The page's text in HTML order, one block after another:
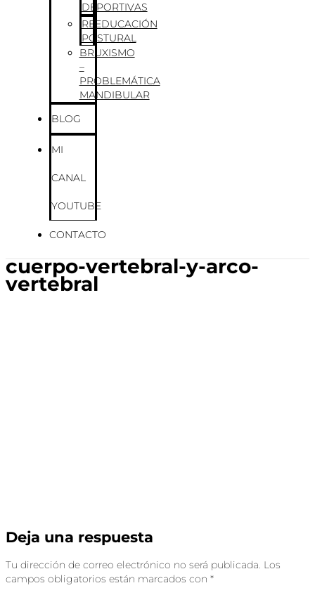
DEPORTIVAS
REEDUCACIÓN
POSTURAL
BRUXISMO
–
PROBLEMÁTICA
MANDIBULAR
BLOG
MI
CANAL
YOUTUBE
CONTACTO
cuerpo-vertebral-y-arco-
vertebral
Deja una respuesta
Tu dirección de correo electrónico no será publicada. Los
campos obligatorios están marcados con *